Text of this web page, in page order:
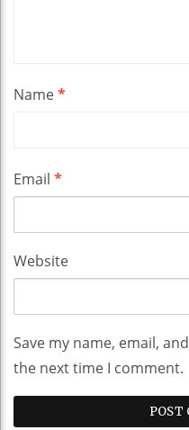
Name*
Email *
Website
Save my name, email,
the next time I comment.